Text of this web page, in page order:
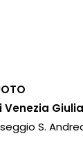
Venezia Giulia
S.